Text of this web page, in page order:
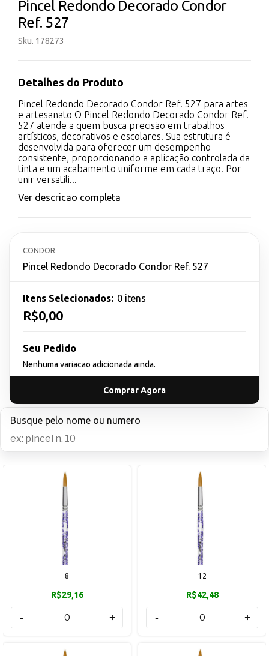
Pincel Redondo Decorado Condor
Ref. 527
Sku. 178273
Detalhes do Produto
Pincel Redondo Decorado Condor Ref. 527 para artes
e artesanato O Pincel Redondo Decorado Condor Ref.
527 atende a quem busca precisão em trabalhos
artísticos, decorativos e escolares. Sua estrutura é
desenvolvida para oferecer um desempenho
consistente, proporcionando a aplicação controlada da
tinta e um acabamento uniforme em cada traço. Por
unir versatili...
Ver descricao completa
CONDOR
Pincel Redondo Decorado Condor Ref. 527
Itens Selecionados: 0 itens
R$0,00
Seu Pedido
Nenhuma variacao adicionada ainda.
Comprar Agora
Busque pelo nome ou numero
8
R$29,16
- +
12
R$42,48
- +